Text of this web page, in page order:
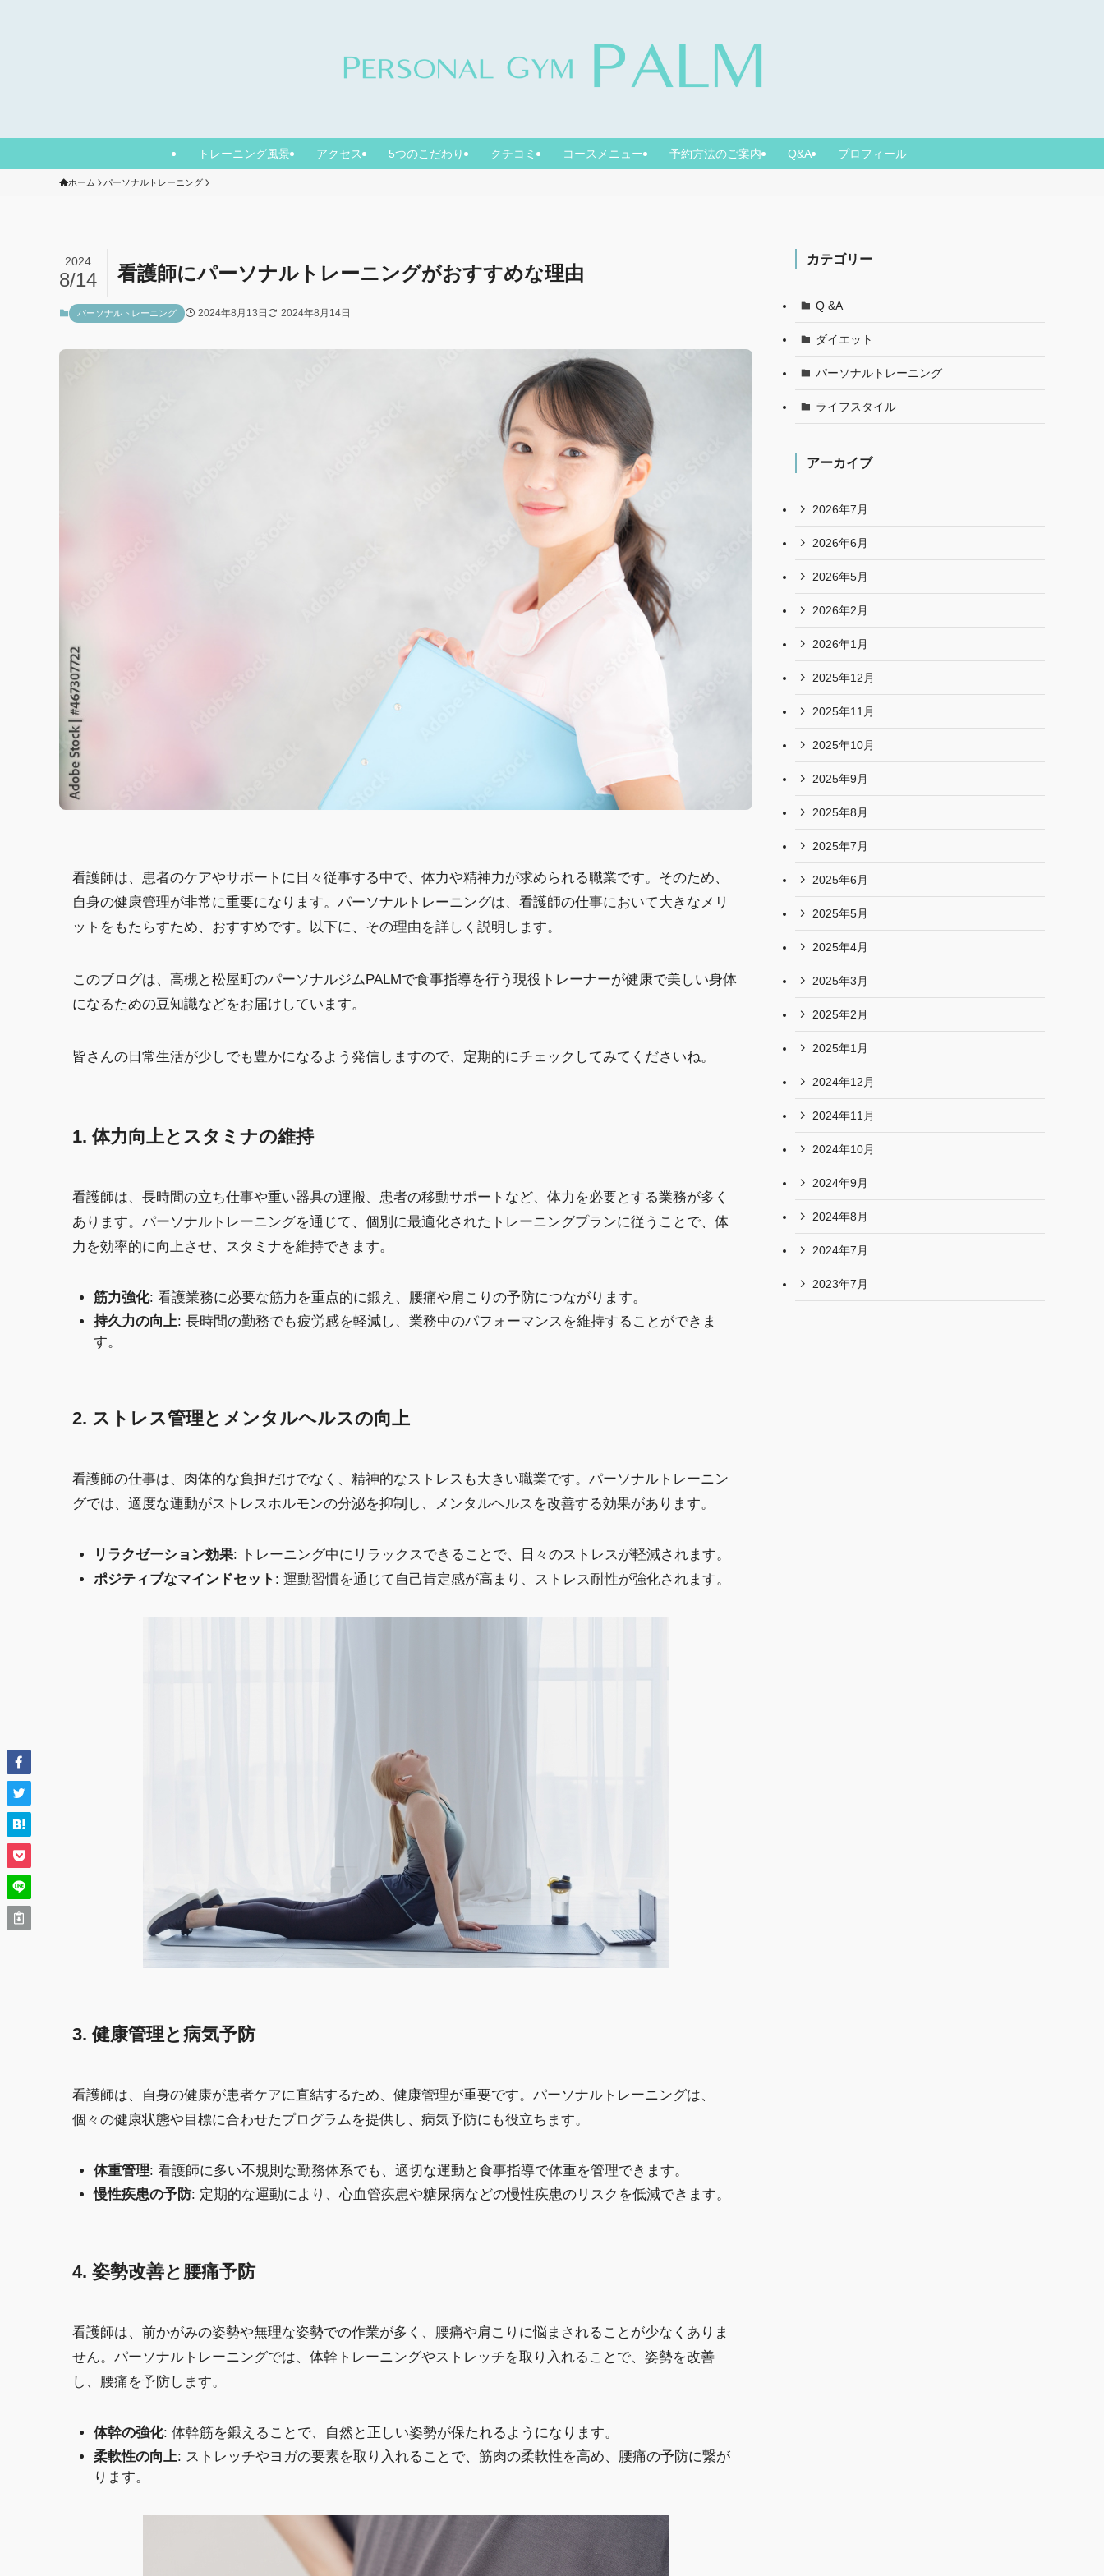
トレーニング風景 アクセス 5つのこだわり クチコミ コースメニュー 予約方法のご案内 Q&A プロフィール
ホーム パーソナルトレーニング
看護師にパーソナルトレーニングがおすすめな理由
2024
8/14
パーソナルトレーニング 2024年8月13日 2024年8月14日
看護師は、患者のケアやサポートに日々従事する中で、体力や精神力が求められる職業です。そのため、
自身の健康管理が非常に重要になります。パーソナルトレーニングは、看護師の仕事において大きなメリ
ットをもたらすため、おすすめです。以下に、その理由を詳しく説明します。
このブログは、高槻と松屋町のパーソナルジムPALMで食事指導を行う現役トレーナーが健康で美しい身体
になるための豆知識などをお届けしています。
皆さんの日常生活が少しでも豊かになるよう発信しますので、定期的にチェックしてみてくださいね。
1. 体力向上とスタミナの維持
看護師は、長時間の立ち仕事や重い器具の運搬、患者の移動サポートなど、体力を必要とする業務が多く
あります。パーソナルトレーニングを通じて、個別に最適化されたトレーニングプランに従うことで、体
力を効率的に向上させ、スタミナを維持できます。
筋力強化: 看護業務に必要な筋力を重点的に鍛え、腰痛や肩こりの予防につながります。
持久力の向上: 長時間の勤務でも疲労感を軽減し、業務中のパフォーマンスを維持することができま
す。
2. ストレス管理とメンタルヘルスの向上
看護師の仕事は、肉体的な負担だけでなく、精神的なストレスも大きい職業です。パーソナルトレーニン
グでは、適度な運動がストレスホルモンの分泌を抑制し、メンタルヘルスを改善する効果があります。
リラクゼーション効果: トレーニング中にリラックスできることで、日々のストレスが軽減されます。
ポジティブなマインドセット : 運動習慣を通じて自己肯定感が高まり、ストレス耐性が強化されます。
3. 健康管理と病気予防
看護師は、自身の健康が患者ケアに直結するため、健康管理が重要です。パーソナルトレーニングは、
個々の健康状態や目標に合わせたプログラムを提供し、病気予防にも役立ちます。
体重管理: 看護師に多い不規則な勤務体系でも、適切な運動と食事指導で体重を管理できます。
慢性疾患の予防: 定期的な運動により、心血管疾患や糖尿病などの慢性疾患のリスクを低減できます。
4. 姿勢改善と腰痛予防
看護師は、前かがみの姿勢や無理な姿勢での作業が多く、腰痛や肩こりに悩まされることが少なくありま
せん。パーソナルトレーニングでは、体幹トレーニングやストレッチを取り入れることで、姿勢を改善
し、腰痛を予防します。
体幹の強化: 体幹筋を鍛えることで、自然と正しい姿勢が保たれるようになります。
柔軟性の向上: ストレッチやヨガの要素を取り入れることで、筋肉の柔軟性を高め、腰痛の予防に繋が
ります。
カテゴリー
Q &A
ダイエット
パーソナルトレーニング
ライフスタイル
アーカイブ
2026年7月
2026年6月
2026年5月
2026年2月
2026年1月
2025年12月
2025年11月
2025年10月
2025年9月
2025年8月
2025年7月
2025年6月
2025年5月
2025年4月
2025年3月
2025年2月
2025年1月
2024年12月
2024年11月
2024年10月
2024年9月
2024年8月
2024年7月
2023年7月